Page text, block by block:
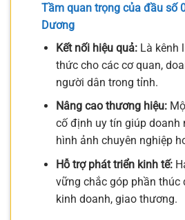
Tầm quan trọng của đầu số
Dương
Kết nối hiệu quả:Là kênh
thức cho các cơ quan,
người dân trong tỉnh.
Nâng cao thương hiệu:
cố định uy tín giúp doanh
hình ảnh chuyên nghiệp
Hỗ trợ phát triển kinh tế:
vững chắc góp phần thúc
kinh doanh, giao thương.